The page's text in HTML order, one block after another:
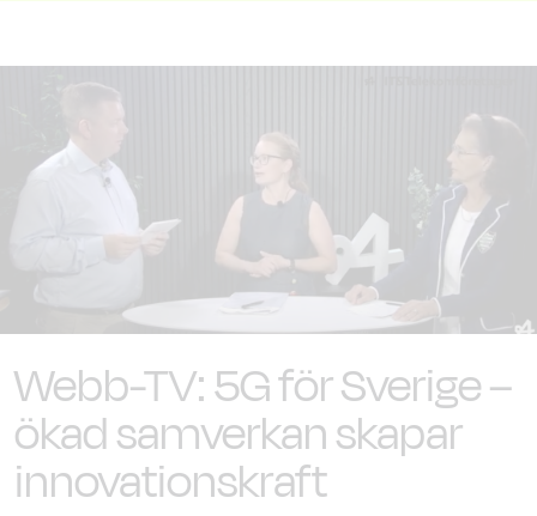
Webb-TV: 5G för Sverige –
ökad samverkan skapar
innovationskraft